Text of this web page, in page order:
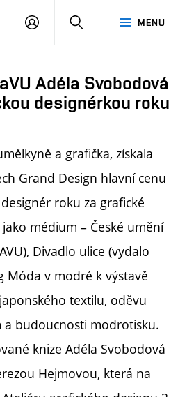
MENU
PŘIHLÁSIT
Adéla Svobodová
designérkou roku
a grafička, získala
Grand Design hlavní cenu
roku za grafické
médium – České umění
Divadlo ulice (vydalo
Móda v modré k výstavě
textilu, oděvu
budoucnosti modrotisku.
knize Adéla Svobodová
Hejmovou, která na